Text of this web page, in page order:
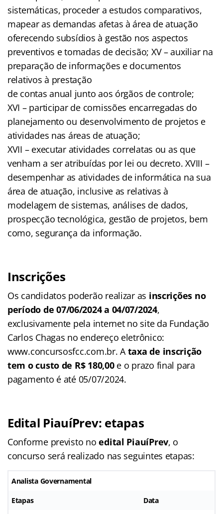
sistemáticas, proceder a estudos comparativos,
mapear as demandas afetas à área de atuação
oferecendo subsídios à gestão nos aspectos
preventivos e tomadas de decisão; XV – auxiliar na
preparação de informações e documentos
relativos à prestação
de contas anual junto aos órgãos de controle;
XVI – participar de comissões encarregadas do
planejamento ou desenvolvimento de projetos e
atividades nas áreas de atuação;
XVII – executar atividades correlatas ou as que
venham a ser atribuídas por lei ou decreto. XVIII –
desempenhar as atividades de informática na sua
área de atuação, inclusive as relativas à
modelagem de sistemas, análises de dados,
prospecção tecnológica, gestão de projetos, bem
como, segurança da informação.
Inscrições
Os candidatos poderão realizar as inscrições no
período de 07/06/2024 a 04/07/2024,
exclusivamente pela internet no site da Fundação
Carlos Chagas no endereço eletrônico:
www.concursosfcc.com.br. Ataxa de inscrição
tem o custo de R$ 180,00e o prazo final para
pagamento é até 05/07/2024.
Edital PiauíPrev: etapas
Conforme previsto no edital PiauíPrev, o
concurso será realizado nas seguintes etapas:
Analista Governamental
Etapas Data